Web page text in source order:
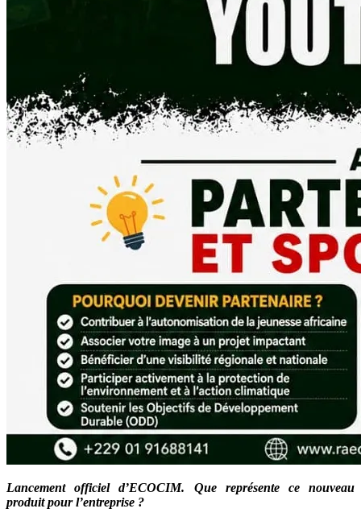
Lancement officiel d’ECOCIM. Que représente ce nouveau
produit pour l’entreprise ?